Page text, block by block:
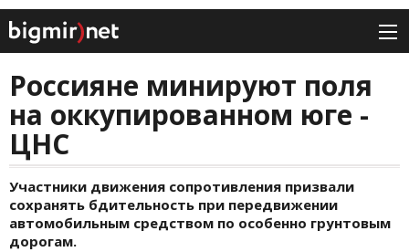
Россияне минируют поля
на оккупированном юге -
ЦНС
Участники движения сопротивления призвали
сохранять бдительность при передвижении
автомобильным средством по особенно грунтовым
дорогам.